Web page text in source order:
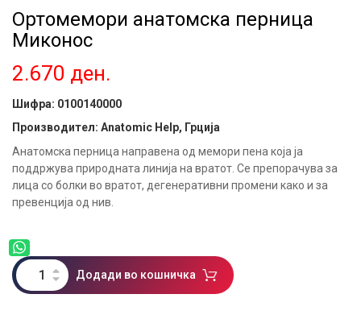
Ортомемори анатомска перница
Миконос
2.670 ден.
Шифра: 0100140000
Производител: Anatomic Help, Грција
Анатомска перница направена од мемори пена која ја
поддржува природната линија на вратот. Се препорачува за
лица со болки во вратот, дегенеративни промени како и за
превенција од нив.
Додади во кошничка